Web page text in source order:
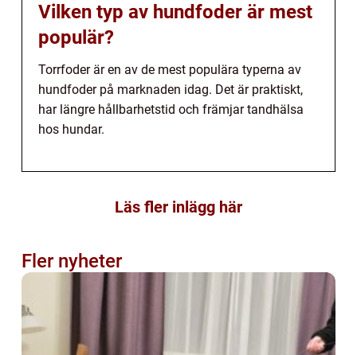
Vilken typ av hundfoder är mest
populär?
Torrfoder är en av de mest populära typerna av
hundfoder på marknaden idag. Det är praktiskt,
har längre hållbarhetstid och främjar tandhälsa
hos hundar.
Läs fler inlägg här
Fler nyheter